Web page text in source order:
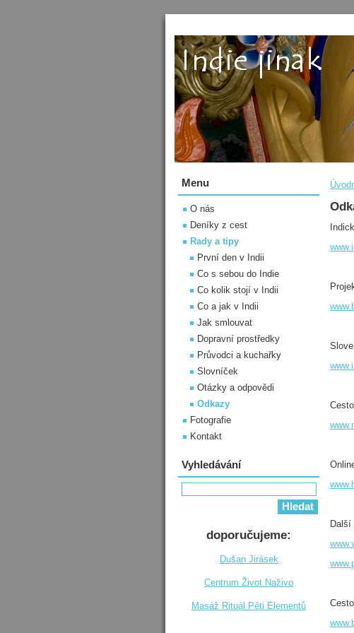
Menu
O nás
Deníky z cest
Rady a tipy
První den v Indii
Co s sebou do Indie
Co kolik stojí v Indii
Co a jak v Indii
Jak smlouvat
Dopravní prostředky
Průvodci a kuchařky
Slovníček
Otázky a odpovědi
Odkazy
Fotografie
Kontakt
Vyhledávání
doporučujeme:
Dušan Jirásek
Centrum Život Naživo
Masáž Rituál Pěti Elementů